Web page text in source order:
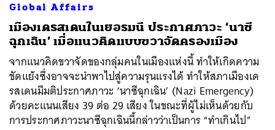
Global Affairs
เมืองเดรสเดนในเยอรมนี ประกาศภาวะ ‘นาซี
ฉุกเฉิน’ เมื่อแนวคิดแบบขวาจัดครองเมือง
จากแนวคิดขวาจัดของกลุ่มคนในเมืองแห่งนี้ ทำให้เกิดความ
ขัดแย้งซึ่งอาจจะนำพาไปสู่ความรุนแรงได้ ทำให้สภาเมืองเด
รสเดนมีมติประกาศภาวะ ‘นาซีฉุกเฉิน’ (Nazi Emergency)
ด้วยคะแนนเสียง 39 ต่อ 29 เสียง ในขณะที่ผู้ไม่เห็นด้วยกับ
การประกาศภาวะนาซีฉุกเฉินนี้กล่าวว่าเป็นการ “ทำเกินไป”